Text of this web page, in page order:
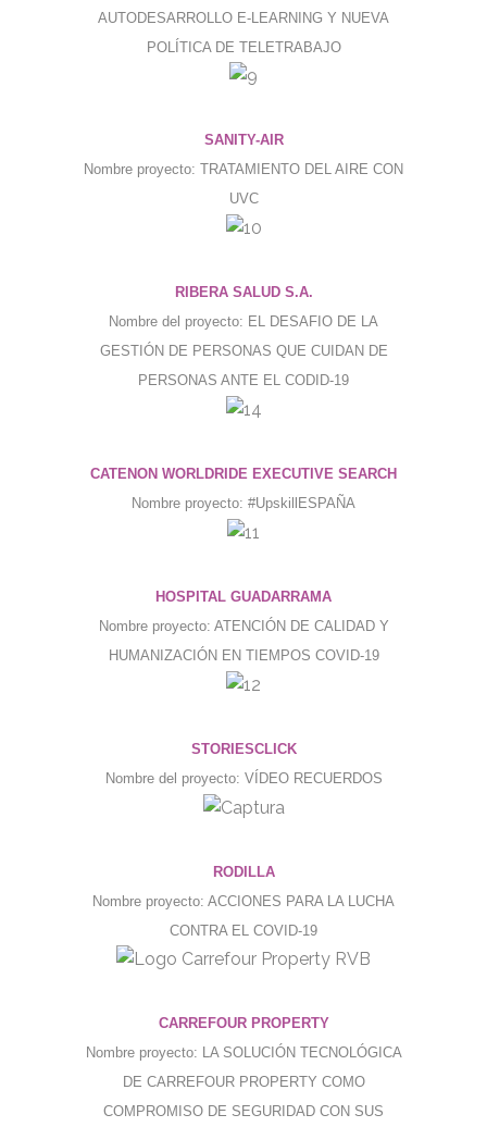
AUTODESARROLLO E-LEARNING Y NUEVA
POLÍTICA DE TELETRABAJO
SANITY-AIR
Nombre proyecto: TRATAMIENTO DEL AIRE CON
UVC
RIBERA SALUD S.A.
Nombre del proyecto: EL DESAFIO DE LA
GESTIÓN DE PERSONAS QUE CUIDAN DE
PERSONAS ANTE EL CODID-19
CATENON WORLDRIDE EXECUTIVE SEARCH
Nombre proyecto: #UpskillESPAÑA
HOSPITAL GUADARRAMA
Nombre proyecto: ATENCIÓN DE CALIDAD Y
HUMANIZACIÓN EN TIEMPOS COVID-19
STORIESCLICK
Nombre del proyecto: VÍDEO RECUERDOS
RODILLA
Nombre proyecto: ACCIONES PARA LA LUCHA
CONTRA EL COVID-19
CARREFOUR PROPERTY
Nombre proyecto: LA SOLUCIÓN TECNOLÓGICA
DE CARREFOUR PROPERTY COMO
COMPROMISO DE SEGURIDAD CON SUS